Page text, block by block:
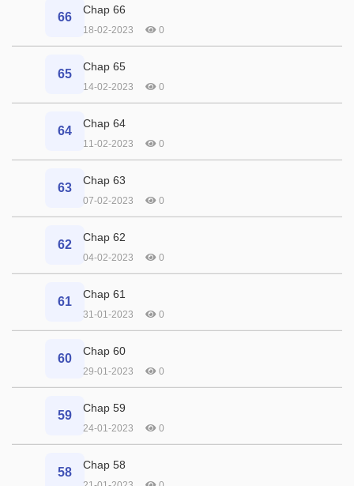
66
Chap 66
18-02-2023 0
65
Chap 65
14-02-2023 0
64
Chap 64
11-02-2023 0
63
Chap 63
07-02-2023 0
62
Chap 62
04-02-2023 0
61
Chap 61
31-01-2023 0
60
Chap 60
29-01-2023 0
59
Chap 59
24-01-2023 0
58
Chap 58